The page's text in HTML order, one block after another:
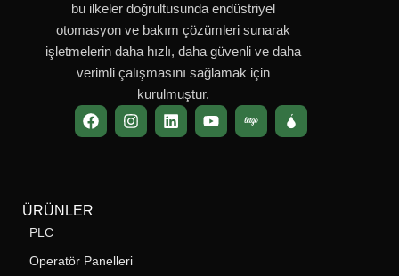
bu ilkeler doğrultusunda endüstriyel
otomasyon ve bakım çözümleri sunarak
işletmelerin daha hızlı, daha güvenli ve daha
verimli çalışmasını sağlamak için
kurulmuştur.
ÜRÜNLER
PLC
Operatör Panelleri